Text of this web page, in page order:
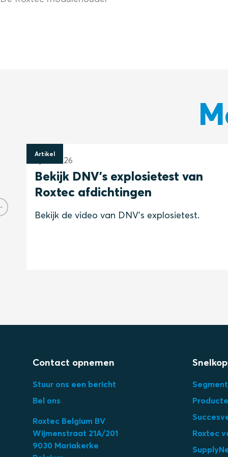
Artikel
1 juni 2026
Bekijk DNV's explosietest van
Roxtec afdichtingen
Bekijk de video van DNV's explosietest.
Contact opnemen
Stuur ons een bericht
Bel ons
Roxtec Belgium BV
Wijmenstraat 21A/201
9030 Mariakerke
Roxtec